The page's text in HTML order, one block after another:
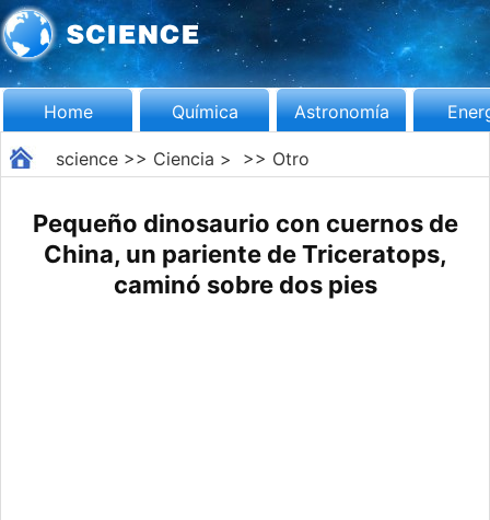
Home Química Astronomía
science>> Ciencia > >> Otro
Pequeño dinosaurio con cuernos de
China, un pariente de Triceratops,
caminó sobre dos pies